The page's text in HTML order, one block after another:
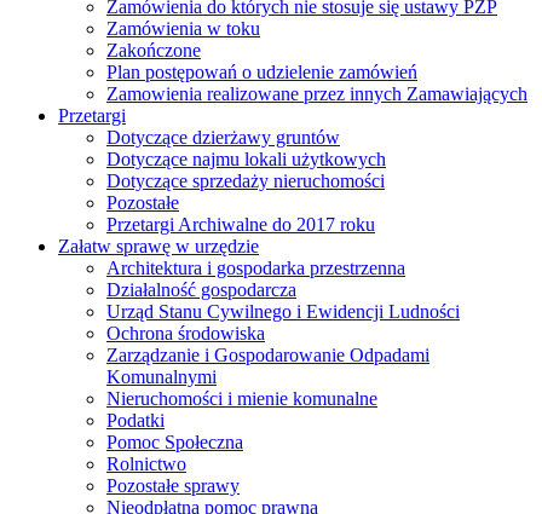
Zamówienia do których nie stosuje się ustawy PZP
Zamówienia w toku
Zakończone
Plan postępowań o udzielenie zamówień
Zamowienia realizowane przez innych Zamawiających
Przetargi
Dotyczące dzierżawy gruntów
Dotyczące najmu lokali użytkowych
Dotyczące sprzedaży nieruchomości
Pozostałe
Przetargi Archiwalne do 2017 roku
Załatw sprawę w urzędzie
Architektura i gospodarka przestrzenna
Działalność gospodarcza
Urząd Stanu Cywilnego i Ewidencji Ludności
Ochrona środowiska
Zarządzanie i Gospodarowanie Odpadami
Komunalnymi
Nieruchomości i mienie komunalne
Podatki
Pomoc Społeczna
Rolnictwo
Pozostałe sprawy
Nieodpłatna pomoc prawna